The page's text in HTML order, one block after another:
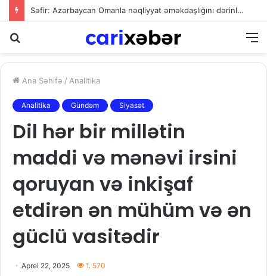
Səfir: Azərbaycan Omanla nəqliyyat əməkdaşlığını dərinləşdirməyə hazırdır
Ana Səhifə / Analitika
Analitika Gündəm Siyasət
Dil hər bir millətin
maddi və mənəvi irsini
qoruyan və inkişaf
etdirən ən mühüm və ən
güclü vasitədir
Aprel 22, 2025 1. 570